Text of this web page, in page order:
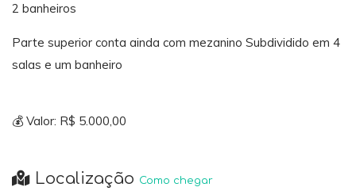
2 banheiros
Parte superior conta ainda com mezanino Subdividido em 4
salas e um banheiro
💰 Valor: R$ 5.000,00
Localização Como chegar